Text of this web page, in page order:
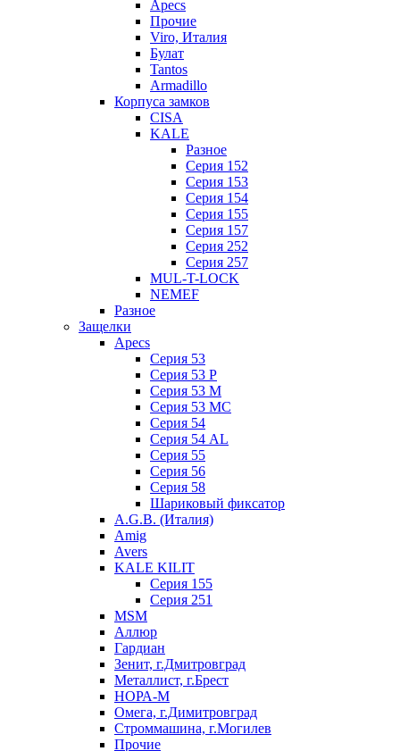
Apecs
Прочие
Viro, Италия
Булат
Tantos
Armadillo
Корпуса замков
CISA
KALE
Разное
Серия 152
Серия 153
Серия 154
Серия 155
Серия 157
Серия 252
Серия 257
MUL-T-LOCK
NEMEF
Разное
Защелки
Apecs
Серия 53
Серия 53 P
Серия 53 М
Серия 53 МC
Серия 54
Серия 54 AL
Серия 55
Серия 56
Серия 58
Шариковый фиксатор
A.G.B. (Италия)
Amig
Avers
KALE KILIT
Серия 155
Серия 251
MSM
Аллюр
Гардиан
Зенит, г.Дмитровград
Металлист, г.Брест
НОРА-М
Омега, г.Димитровград
Строммашина, г.Могилев
Прочие